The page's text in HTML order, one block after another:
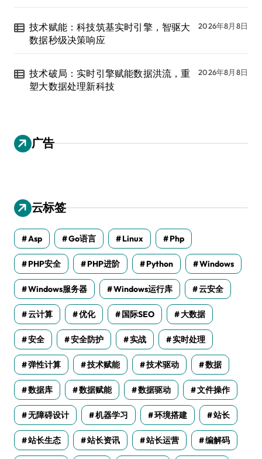
技术赋能：科技筑基实时引擎，智驱大
数据秒级决策响应
2026年8月8日
技术破局：实时引擎赋能数据洪流，重
塑大数据处理新科技
2026年8月8日
广告
云标签
Asp Go语言 Linux Php
PHP安全 PHP进阶 Python Windows
Windows服务器 Windows运行库 云安全
云计算 优化 国际SEO 大数据
安全 安全防护 实战 实时处理
弹性计算 技术赋能 技术驱动 数据
数据库 数据赋能 数据驱动 文件操作
无障碍设计 机器学习 环境搭建 站长
站长生态 站长资讯 站长运营 编解码